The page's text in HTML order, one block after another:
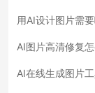
用AI设计图片需
AI图片高清修复
AI在线生成图片